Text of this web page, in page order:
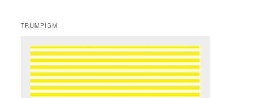
TRUMPISM